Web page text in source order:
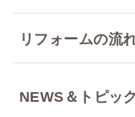
リフォームの流
NEWS＆トピッ